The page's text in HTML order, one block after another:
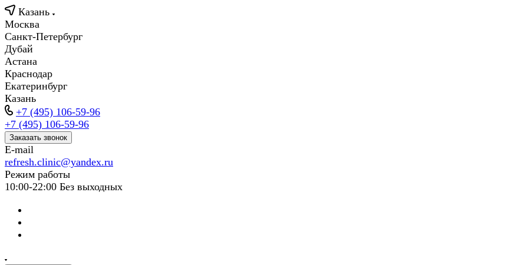
Казань
Москва
Санкт-Петербург
Дубай
Астана
Краснодар
Екатеринбург
Казань
+7 (495) 106-59-96
+7 (495) 106-59-96
Заказать звонок
E-mail
refresh.clinic@yandex.ru
Режим работы
10:00-22:00 Без выходных